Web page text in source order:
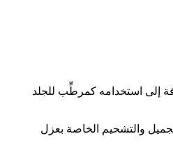
إلى استخدامه كمرطِّب للجلد
والتشحيم الخاصة بعزل